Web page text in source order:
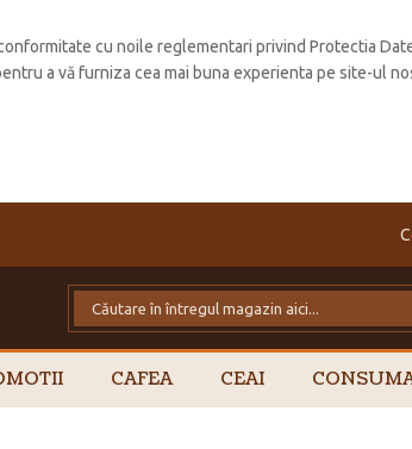
cu noile reglementari privind Protectia
a vă furniza cea mai buna experienta pe site-ul
CAFEA CEAI